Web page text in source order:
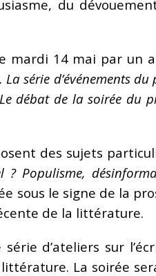
du
mardi 14 mai par un
série d’événements
débat de la soirée du
des sujets
Populisme,
sous le signe de la
de la littérature.
d’ateliers sur
La soirée